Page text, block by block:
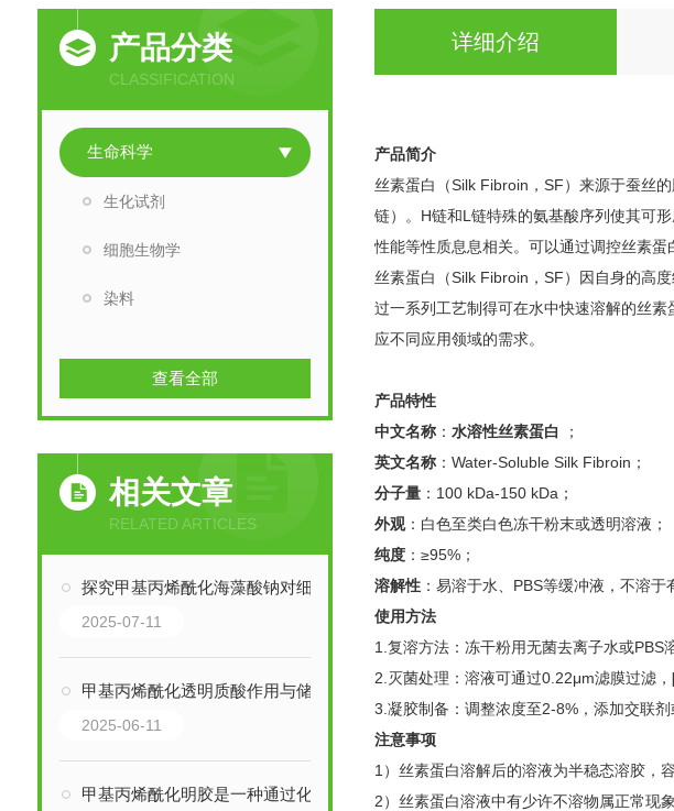
产品分类
CLASSIFICATION
生命科学
生化试剂
细胞生物学
染料
查看全部
相关文章
RELATED ARTICLES
探究甲基丙烯酰化海藻酸钠对细胞相容性的影响
2025-07-11
甲基丙烯酰化透明质酸作用与储存要求
2025-06-11
甲基丙烯酰化明胶是一种通过化学改性得到的功能性生物材料
详细介绍
产品简介
丝素蛋白（Silk Fibroin，SF）来源于蚕丝
链）。H链和L链特殊的氨基酸序列使其可
性能等性质息息相关。可以通过调控丝素
丝素蛋白（Silk Fibroin，SF）因自身的高
过一系列工艺制得可在水中快速溶解的丝
应不同应用领域的需求。
产品特性
中文名称 ：水溶性丝素蛋白
；
英文名称 ：Water-Soluble Silk Fibroin；
分子量 ：100 kDa-150 kDa；
外观：白色至类白色冻干粉末或透明溶液；
纯度 ：≥95%；
溶解性 ：易溶于水、PBS等缓冲液，不溶于
使用方法
1.复溶方法：冻干粉用无菌去离子水或PBS
2.灭菌处理：溶液可通过0.22μm滤膜过滤，
3.凝胶制备：调整浓度至2-8%，添加交联剂
注意事项
1）丝素蛋白溶解后的溶液为半稳态溶胶，
2）丝素蛋白溶液中有少许不溶物属正常现